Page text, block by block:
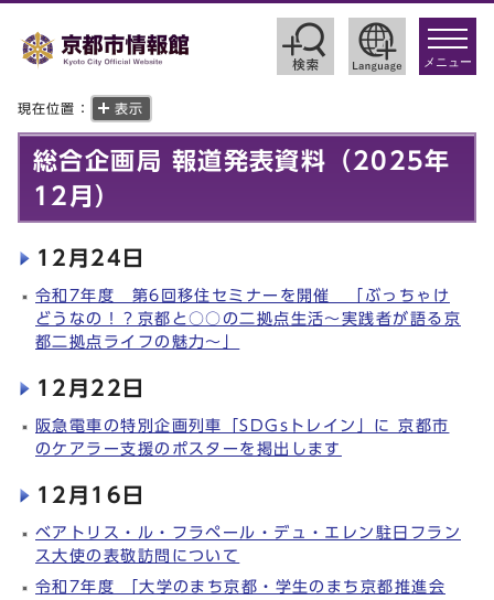
toggle
メニュー
現在位置： 表示
総合企画局 報道発表資料（2025年
12月）
12月24日
令和7年度 第6回移住セミナーを開催 「ぶっちゃけ
どうなの！？京都と○○の二拠点生活～実践者が語る京
都二拠点ライフの魅力～」
12月22日
阪急電車の特別企画列車「SDGsトレイン」に 京都市
のケアラー支援のポスターを掲出します
12月16日
ベアトリス・ル・フラペール・デュ・エレン駐日フラン
ス大使の表敬訪問について
令和7年度 「大学のまち京都・学生のまち京都推進会